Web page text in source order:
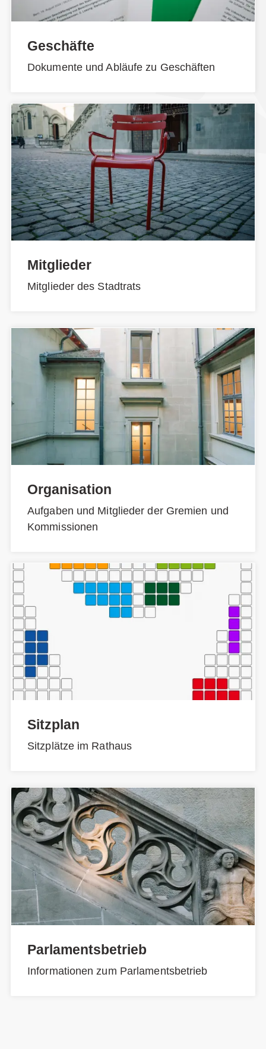
Geschäfte
Dokumente und Abläufe zu Geschäften
Mitglieder
Mitglieder des Stadtrats
Organisation
Aufgaben und Mitglieder der Gremien und
Kommissionen
Sitzplan
Sitzplätze im Rathaus
Parlamentsbetrieb
Informationen zum Parlamentsbetrieb